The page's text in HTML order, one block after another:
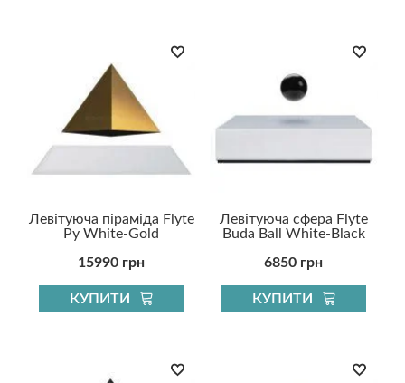
Левітуюча піраміда Flyte
Py White-Gold
15990 грн
КУПИТИ
Левітуюча сфера Flyte
Buda Ball White-Black
6850 грн
КУПИТИ